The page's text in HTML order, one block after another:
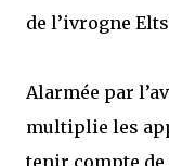
de l’ivrogne
Alarmée par
multiplie les
tenir compte de